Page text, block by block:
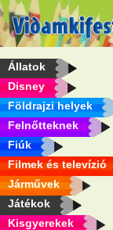
Állatok
Disney
Földrajzi helyek
Felnőtteknek
Fiúk
Filmek és televízió
Járművek
Játékok
Kisgyerekek